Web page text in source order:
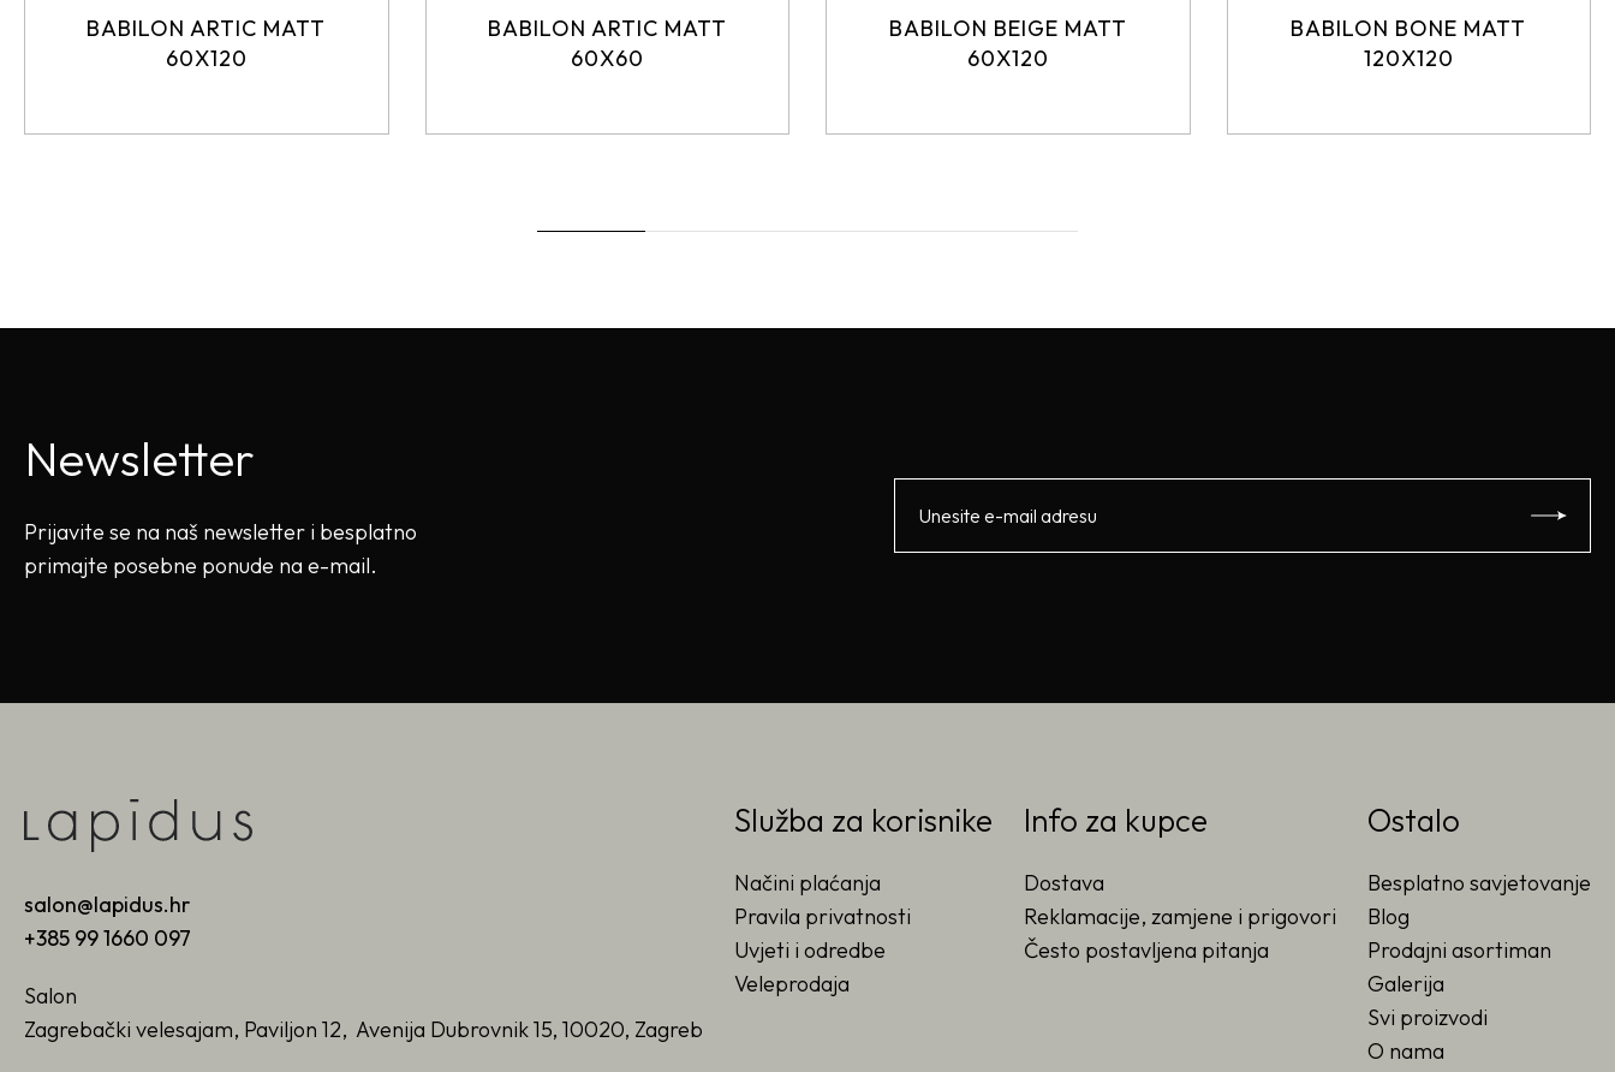
BABILON ARTIC MATT
60X120
BABILON ARTIC MATT
60X60
BABILON BEIGE MATT
60X120
BABILON BONE MATT
120X120
Newsletter
Prijavite se na naš newsletter i besplatno
primajte posebne ponude na e-mail.
salon@lapidus.hr
+385 99 1660 097
Salon
Zagrebački velesajam, Paviljon 12, Avenija Dubrovnik 15, 10020, Zagreb
Služba za korisnike
Načini plaćanja
Pravila privatnosti
Uvjeti i odredbe
Veleprodaja
Info za kupce
Dostava
Reklamacije, zamjene i prigovori
Često postavljena pitanja
Ostalo
Besplatno savjetovanje
Blog
Prodajni asortiman
Galerija
Svi proizvodi
O nama